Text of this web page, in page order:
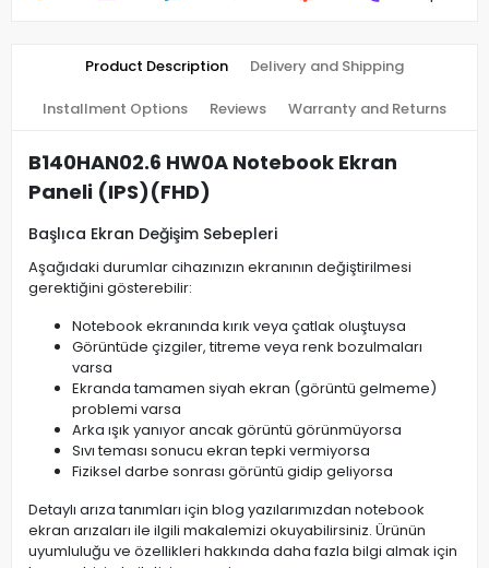
Product Description Delivery and Shipping
Installment Options Reviews Warranty and Returns
B140HAN02.6 HW0A Notebook Ekran
Paneli (IPS)(FHD)
Başlıca Ekran Değişim Sebepleri
Aşağıdaki durumlar cihazınızın ekranının değiştirilmesi
gerektiğini gösterebilir:
Notebook ekranında kırık veya çatlak oluştuysa
Görüntüde çizgiler, titreme veya renk bozulmaları
varsa
Ekranda tamamen siyah ekran (görüntü gelmeme)
problemi varsa
Arka ışık yanıyor ancak görüntü görünmüyorsa
Sıvı teması sonucu ekran tepki vermiyorsa
Fiziksel darbe sonrası görüntü gidip geliyorsa
Detaylı arıza tanımları için blog yazılarımızdan notebook
ekran arızaları ile ilgili makalemizi okuyabilirsiniz. Ürünün
uyumluluğu ve özellikleri hakkında daha fazla bilgi almak için